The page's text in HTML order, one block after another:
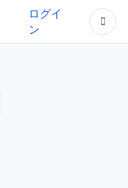
ログイ
ン